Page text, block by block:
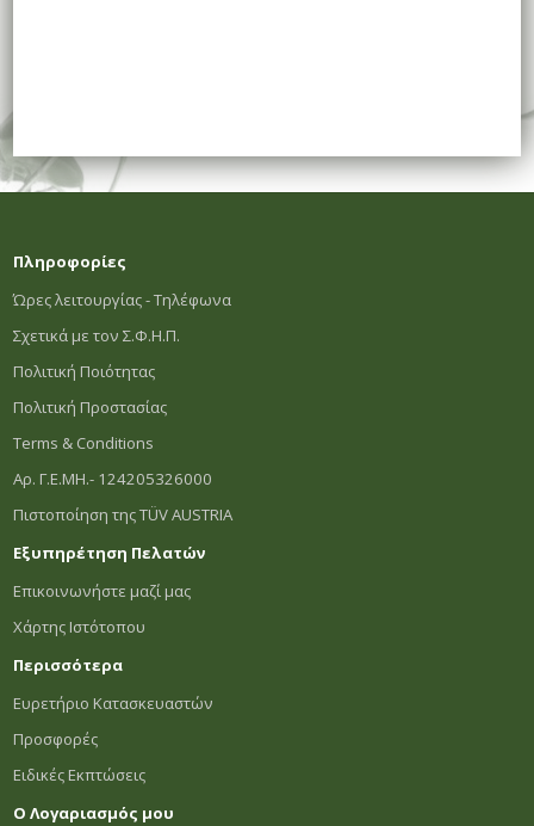
Πληροφορίες
Ώρες λειτουργίας - Τηλέφωνα
Σχετικά με τον Σ.Φ.Η.Π.
Πολιτική Ποιότητας
Πολιτική Προστασίας
Terms & Conditions
Αρ. Γ.Ε.ΜΗ.- 124205326000
Πιστοποίηση της TÜV AUSTRIA
Εξυπηρέτηση Πελατών
Επικοινωνήστε μαζί μας
Χάρτης Ιστότοπου
Περισσότερα
Ευρετήριο Κατασκευαστών
Προσφορές
Ειδικές Εκπτώσεις
Ο Λογαριασμός μου